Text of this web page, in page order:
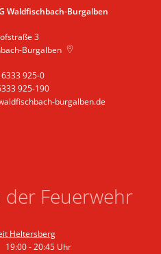
Waldfischbach-Burgalben
3
Burgalben
925-0
925-190
burgalben.de
Feuerwehr
Heltersberg
19:00-20:45 Uhr